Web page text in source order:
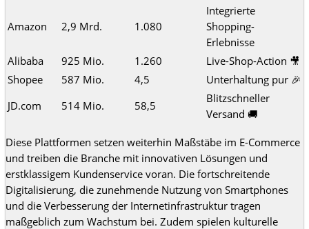
Amazon 2,9 Mrd. 1.080
Integrierte
Shopping-
Erlebnisse
Alibaba
925 Mio. 1.260
Live-Shop-Action 🎥
Shopee
587 Mio. 4,5
Unterhaltung pur 🎉
JD.com
514 Mio. 58,5
Blitzschneller
Versand 🚚
Diese Plattformen setzen weiterhin Maßstäbe im E-Commerce
und treiben die Branche mit innovativen Lösungen und
erstklassigem Kundenservice voran. Die fortschreitende
Digitalisierung, die zunehmende Nutzung von Smartphones
und die Verbesserung der Internetinfrastruktur tragen
maßgeblich zum Wachstum bei. Zudem spielen kulturelle